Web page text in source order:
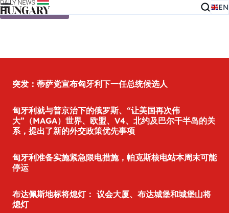
Skip to content EN
突发：蒂萨党宣布匈牙利下一任总统候选人
匈牙利就与普京治下的俄罗斯、“让美国再次伟
大”（MAGA）世界、欧盟、V4、北约及巴尔干半岛的关
系，提出了新的外交政策优先事项
匈牙利准备实施紧急限电措施，帕克斯核电站本周末可能
停运
布达佩斯地标将熄灯： 议会大厦、布达城堡和城堡山将
熄灯